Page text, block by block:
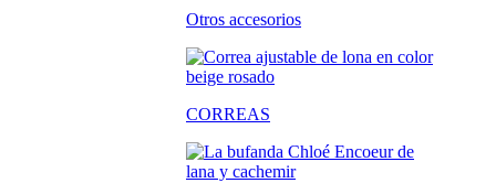
Otros accesorios
CORREAS